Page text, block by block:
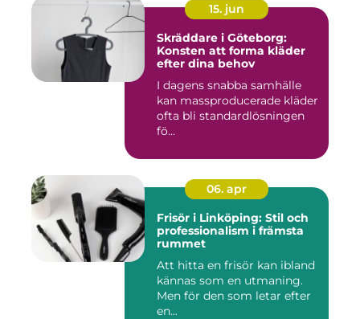
15. jun
Skräddare i Göteborg:
Konsten att forma kläder
efter dina behov
I dagens snabba samhälle
kan massproducerade kläder
ofta bli standardlösningen
fö...
06. apr
Frisör i Linköping: Stil och
professionalism i främsta
rummet
Att hitta en frisör kan ibland
kännas som en utmaning.
Men för den som letar efter
en...